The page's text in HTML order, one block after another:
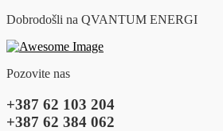
Dobrodošli na QVANTUM ENERGI
Pozovite nas
+387 62 103 204
+387 62 384 062